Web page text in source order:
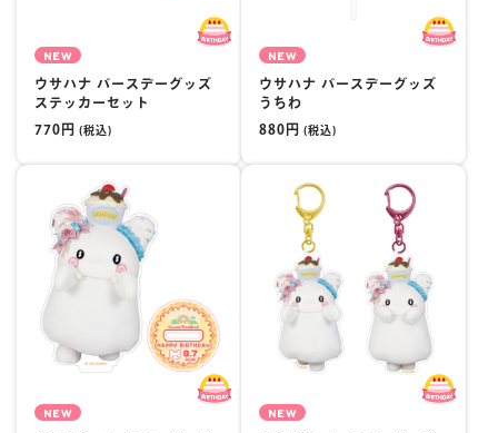
NEW
ウサハナ バースデーグッズ
ステッカーセット
770円 (税込)
NEW
ウサハナ バースデーグッズ
うちわ
880円 (税込)
NEW NEW